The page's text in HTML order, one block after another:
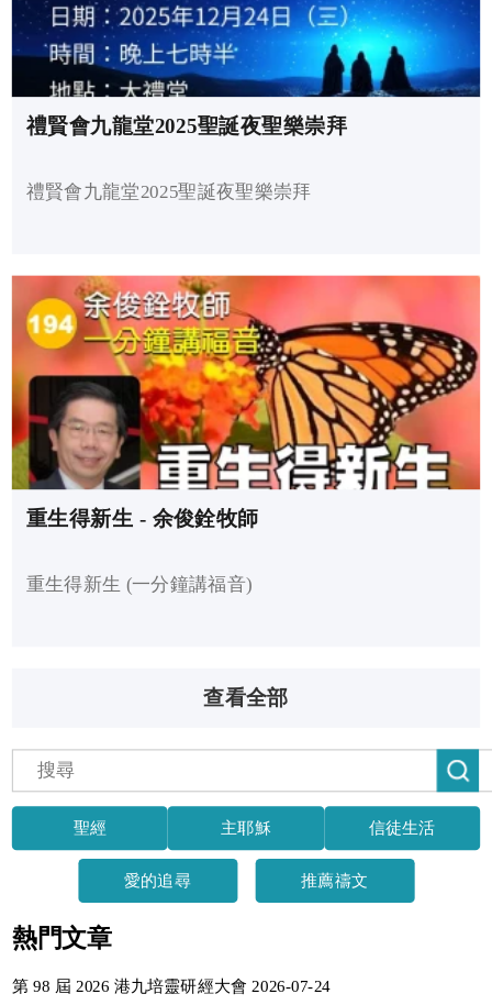
禮賢會九龍堂2025聖誕夜聖樂崇拜
禮賢會九龍堂2025聖誕夜聖樂崇拜
重生得新生 - 余俊銓牧師
重生得新生 (一分鐘講福音)
查看全部
聖經 主耶穌 信徒生活
愛的追尋 推薦禱文
熱門文章
第 98 屆 2026 港九培靈研經大會 2026-07-24